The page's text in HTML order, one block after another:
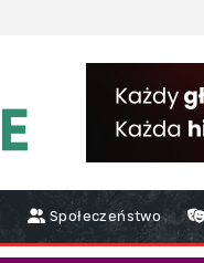
Społeczeństwo